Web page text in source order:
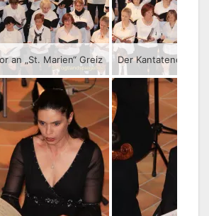
an „St. Marien“ Greiz Der Kantatenchor